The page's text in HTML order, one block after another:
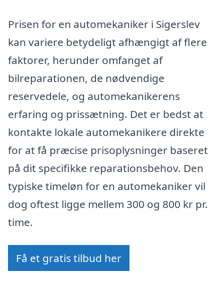
Prisen for en automekaniker i Sigerslev
kan variere betydeligt afhængigt af flere
faktorer, herunder omfanget af
bilreparationen, de nødvendige
reservedele, og automekanikerens
erfaring og prissætning. Det er bedst at
kontakte lokale automekanikere direkte
for at få præcise prisoplysninger baseret
på dit specifikke reparationsbehov. Den
typiske timeløn for en automekaniker vil
dog oftest ligge mellem 300 og 800 kr pr.
time.
Få et gratis tilbud her